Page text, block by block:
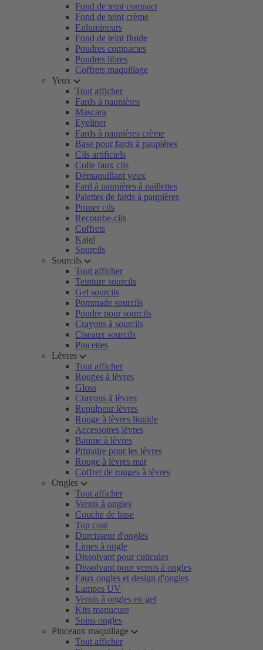
Fond de teint compact
Fond de teint crème
Enlumineurs
Fond de teint fluide
Poudres compactes
Poudres libres
Coffrets maquillage
Yeux
Tout afficher
Fards à paupières
Mascara
Eyeliner
Fards à paupières crème
Base pour fards à paupières
Cils artificiels
Colle faux cils
Démaquillant yeux
Fard à paupières à paillettes
Palettes de fards à paupières
Primer cils
Recourbe-cils
Coffrets
Kajal
Sourcils
Sourcils
Tout afficher
Teinture sourcils
Gel sourcils
Pommade sourcils
Poudre pour sourcils
Crayons à sourcils
Ciseaux sourcils
Pincettes
Lèvres
Tout afficher
Rouges à lèvres
Gloss
Crayons à lèvres
Repulpeur lèvres
Rouge à lèvres liquide
Accessoires lèvres
Baume à lèvres
Primaire pour les lèvres
Rouge à lèvres mat
Coffret de rouges à lèvres
Ongles
Tout afficher
Vernis à ongles
Couche de base
Top coat
Durcisseur d'ongles
Limes à ongle
Dissolvant pour cuticules
Dissolvant pour vernis à ongles
Faux ongles et design d'ongles
Lampes UV
Vernis à ongles en gel
Kits manucure
Soins ongles
Pinceaux maquillage
Tout afficher